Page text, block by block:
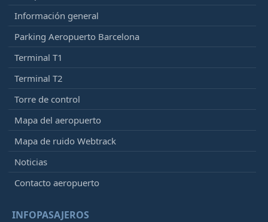
Información general
Parking Aeropuerto Barcelona
Terminal T1
Terminal T2
Torre de control
Mapa del aeropuerto
Mapa de ruido Webtrack
Noticias
Contacto aeropuerto
INFOPASAJEROS